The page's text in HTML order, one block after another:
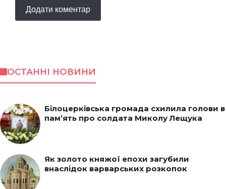
ОСТАННІ НОВИНИ
Білоцерківська громада схилила голови в
пам’ять про солдата Миколу Лещука
Як золото княжої епохи загубили
внаслідок варварських розкопок